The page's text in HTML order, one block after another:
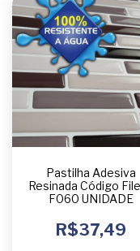
Pastilha Adesiva
Resinada Código
F060 UNIDADE
R$37,49